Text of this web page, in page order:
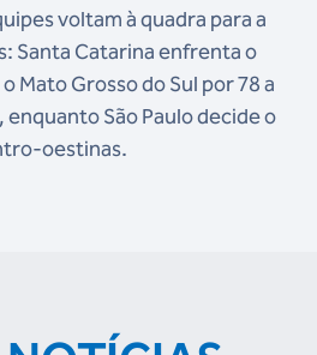
voltam à quadra para a
Santa Catarina enfrenta o
Mato Grosso do Sul por 78 a
enquanto São Paulo decide o
oestinas.